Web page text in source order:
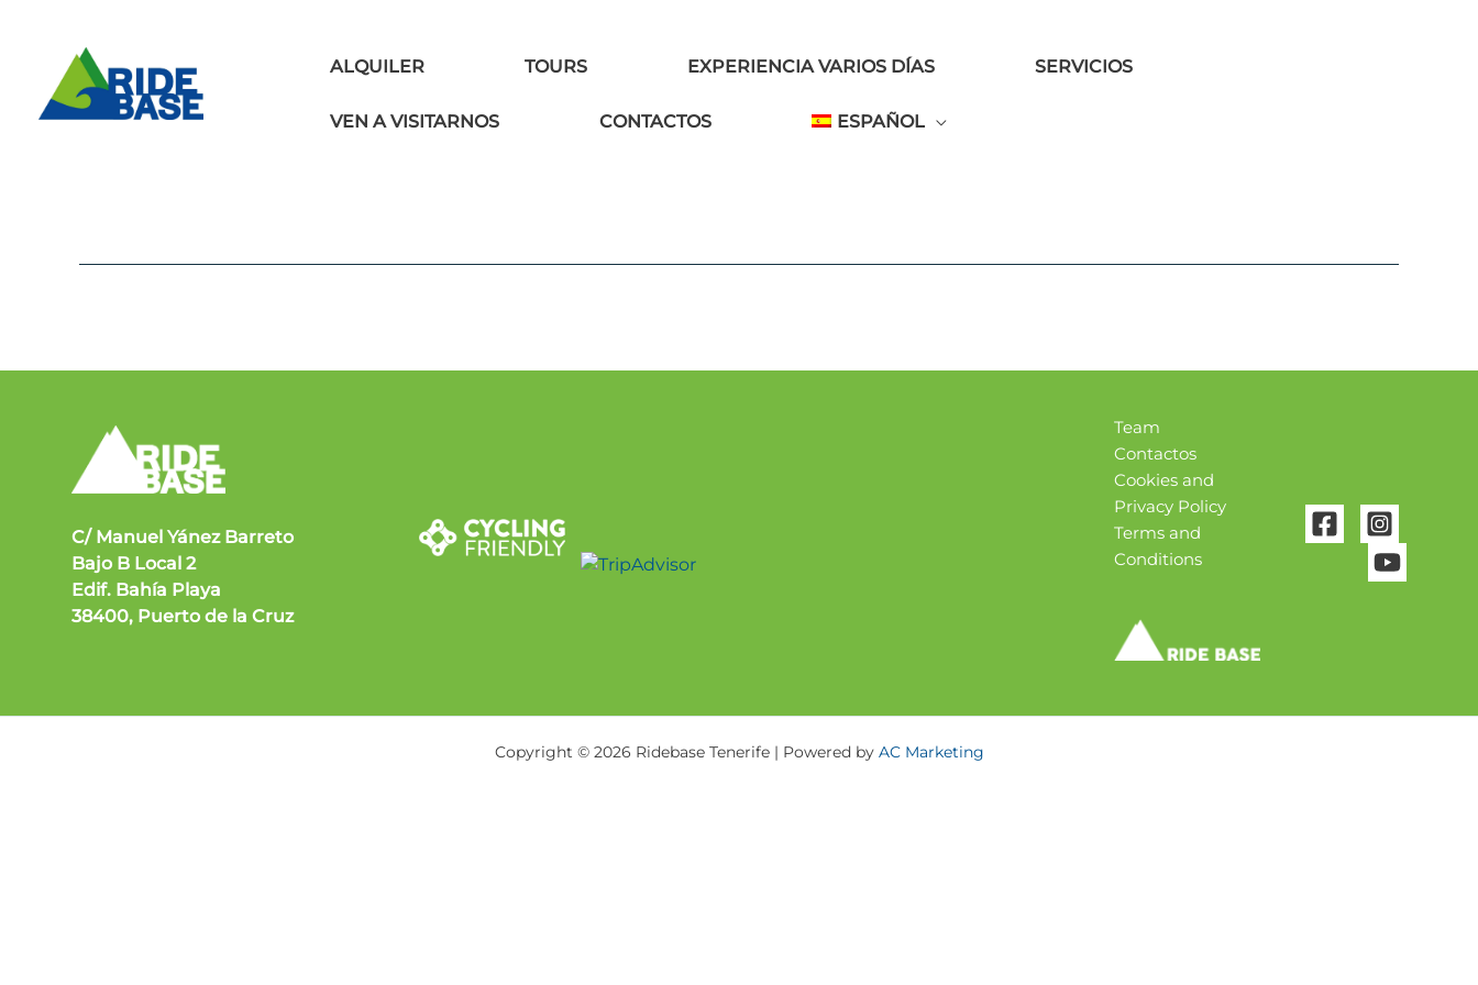
content
ALQUILER TOURS EXPERIENCIA VARIOS DÍAS SERVICIOS
VEN A VISITARNOS CONTACTOS ESPAÑOL
C/ Manuel Yánez Barreto
Bajo B Local 2
Edif. Bahía Playa
38400, Puerto de la Cruz
Team
Contactos
Cookies and
Privacy Policy
Terms and
Conditions
Copyright © 2026 Ridebase Tenerife | Powered by AC Marketing